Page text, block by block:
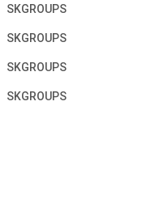
SKGROUPS
SKGROUPS
SKGROUPS
SKGROUPS